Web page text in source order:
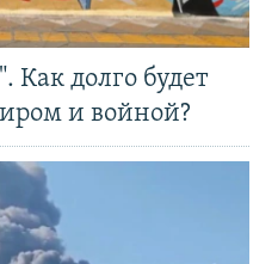
Как долго будет
и войной?